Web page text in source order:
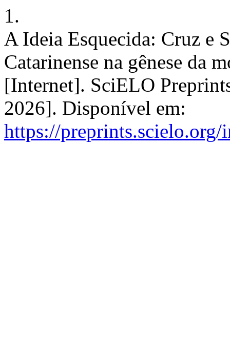
1.
A Ideia Esquecida: Cruz e
Catarinense na gênese da
[Internet]. SciELO
2026]. Disponível em:
https://